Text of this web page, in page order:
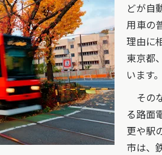
どが自
用車の
理由に
東京都
います。
その
る路面
更や駅
市は、